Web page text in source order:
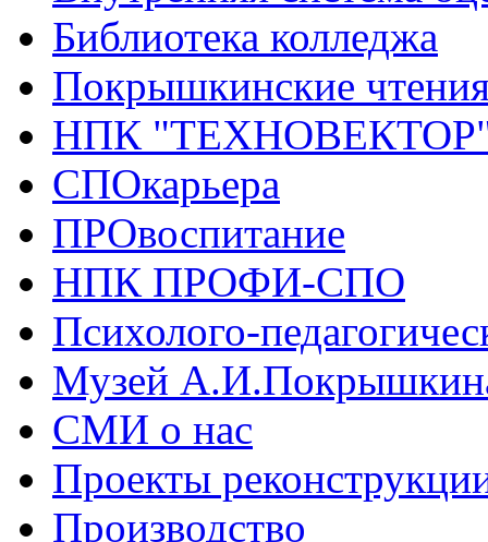
Библиотека колледжа
Покрышкинские
НПК
СПОкарьера
ПРОвоспитание
НПК ПРОФИ-СПО
Психолого-
Музей
СМИ о нас
Проекты
Производство